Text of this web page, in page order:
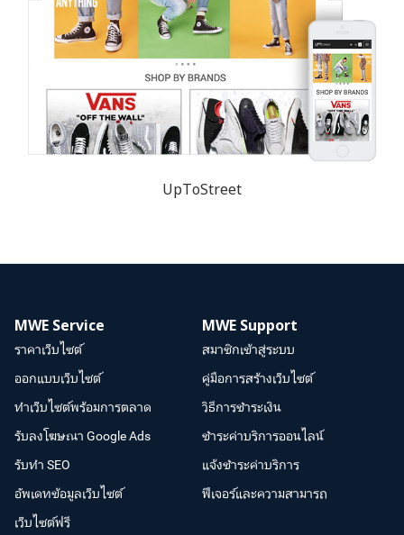
UpToStreet
MWE Service
ราคาเว็บไซต์
ออกแบบเว็บไซต์
ทำเว็บไซต์พร้อมการตลาด
รับลงโฆษณา Google Ads
รับทำ SEO
อัพเดทข้อมูลเว็บไซต์
เว็บไซต์ฟรี
MWE Support
สมาชิกเข้าสู่ระบบ
คู่มือการสร้างเว็บไซต์
วิธีการชำระเงิน
ชำระค่าบริการออนไลน์
แจ้งชำระค่าบริการ
ฟีเจอร์และความสามารถ